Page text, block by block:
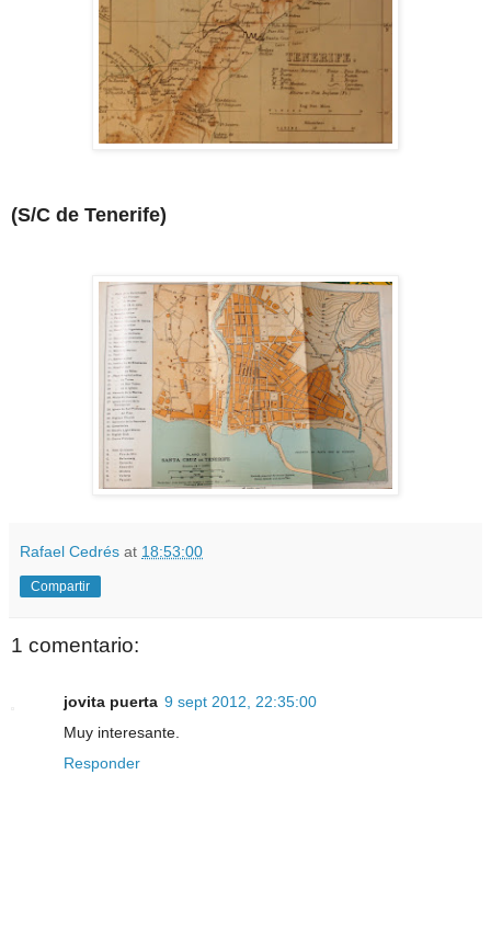
(S/C de Tenerife)
Rafael Cedrés at 18:53:00
Compartir
1 comentario:
jovita puerta 9 sept 2012, 22:35:00
Muy interesante.
Responder